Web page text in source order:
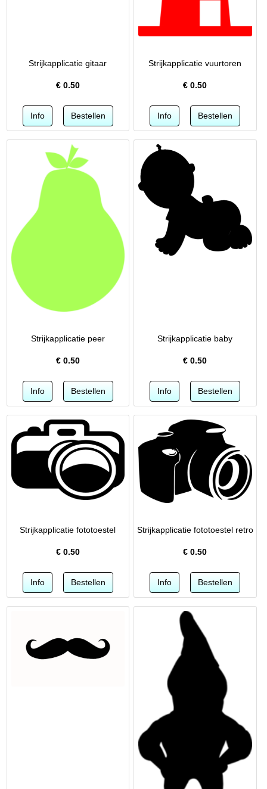
Strijkapplicatie gitaar
€ 0.50
Strijkapplicatie vuurtoren
€0.50
Strijkapplicatie peer
€ 0.50
Strijkapplicatie baby
€0.50
Strijkapplicatie fototoestel
€ 0.50
Strijkapplicatie fototoestel retro
€0.50